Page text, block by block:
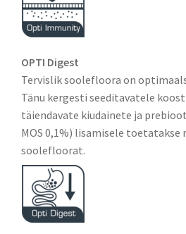
OPTI Digest
Tervislik soolefloora on
Tänu kergesti seeditavatele
täiendavate kiudainete ja
MOS 0,1%) lisamisele
soolefloorat.